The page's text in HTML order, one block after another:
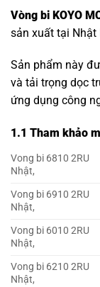
Vòng bi KOYO
sản xuất tại Nhật
Sản phẩm này
và tải trọng dọc
ứng dụng công
1.1 Tham khảo
Vong bi 6810 2RU
Nhật,
Vong bi 6910 2RU
Nhật,
Vong bi 6010 2RU
Nhật,
Vong bi 6210 2RU
Nhật,